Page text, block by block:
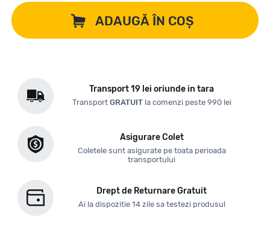
ADAUGĂ ÎN COȘ
Transport 19 lei oriunde in tara
Transport GRATUITla comenzi peste 990 lei
Asigurare Colet
Coletele sunt asigurate pe toata perioada
transportului
Drept de Returnare Gratuit
Ai la dispozitie 14 zile sa testezi produsul